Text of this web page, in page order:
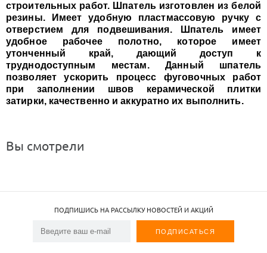
строительных работ. Шпатель изготовлен из белой
резины. Имеет удобную пластмассовую ручку с
отверстием для подвешивания. Шпатель имеет
удобное рабочее полотно, которое имеет
утонченный край, дающий доступ к
труднодоступным местам. Данный шпатель
позволяет ускорить процесс фуговочных работ
при заполнении швов керамической плитки
затирки, качественно и аккуратно их выполнить.
Вы смотрели
ПОДПИШИСЬ НА РАССЫЛКУ НОВОСТЕЙ И АКЦИЙ